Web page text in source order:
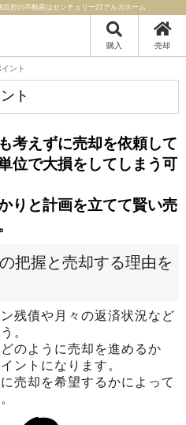
郊の不動産はセンチュリー21アルガホーム
購入 売却
ント